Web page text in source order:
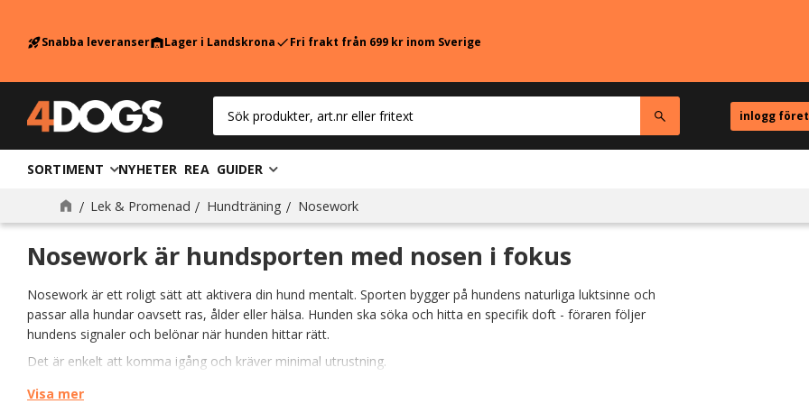
rocket_launchSnabba leveranserwarehouseLager i LandskronacheckFri frakt från 699 kr inom Sverige
inlogg
SORTIMENT NYHETER REA GUIDER
Lek & Promenad Hundträning Nosework
Nosework
Nosework är hundsporten med nosen i fokus
Nosework är ett roligt sätt att aktivera din hund mentalt. Sporten bygger på hundens naturliga luktsinne och
passar alla hundar oavsett ras, ålder eller hälsa. Hunden ska söka och hitta en specifik doft - föraren följer
hundens signaler och belönar när hunden hittar rätt.
Det är enkelt att komma igång och kräver minimal utrustning.
Visa mer